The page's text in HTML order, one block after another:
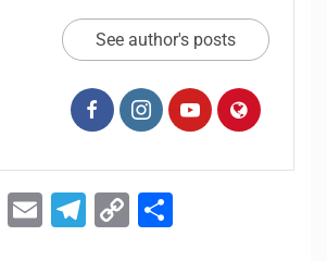
See author's posts
Twitter
EmailTelegram
Copy